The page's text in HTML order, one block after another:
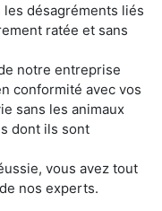
les désagréments liés
ratée et sans
notre entreprise
conformité avec vos
sans les animaux
dont ils sont
vous avez tout
nos experts.